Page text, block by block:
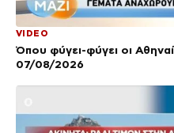
VIDEO
Όπου φύγει-φύγει οι
07/08/2026